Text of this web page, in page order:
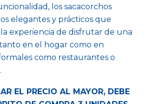
los sacacorchos
elegantes y prácticos que
experiencia de disfrutar de una
en el hogar como en
como restaurantes o
EL PRECIO AL MAYOR, DEBE